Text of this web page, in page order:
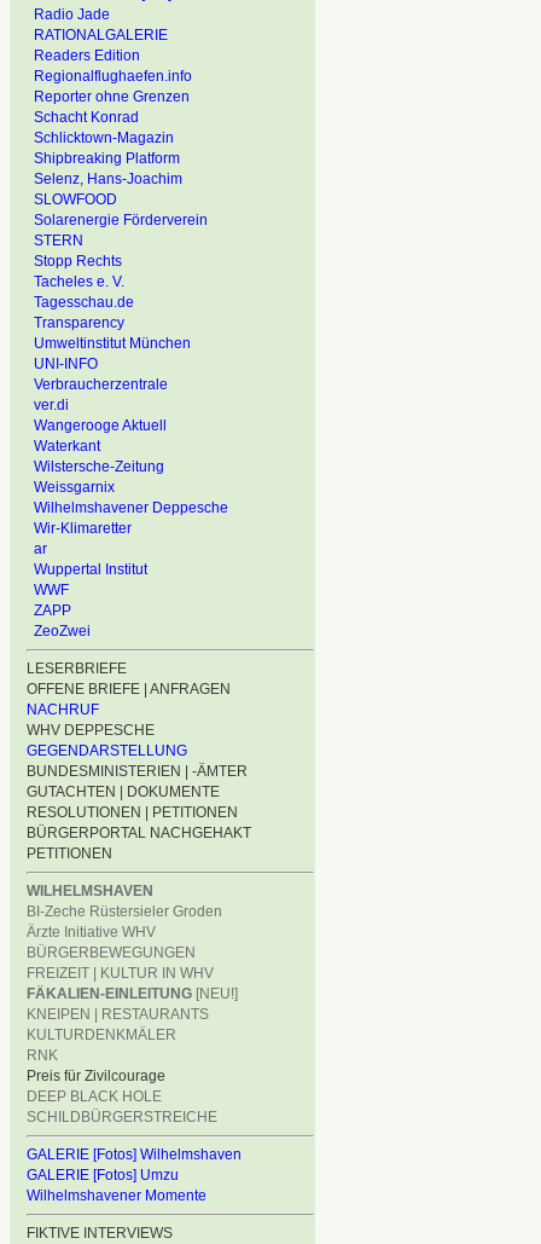
Radio Jade
RATIONALGALERIE
Readers Edition
Regionalflughaefen.info
Reporter ohne Grenzen
Schacht Konrad
Schlicktown-Magazin
Shipbreaking Platform
Selenz, Hans-Joachim
SLOWFOOD
Solarenergie Förderverein
STERN
Stopp Rechts
Tacheles e. V.
Tagesschau.de
Transparency
Umweltinstitut München
UNI-INFO
Verbraucherzentrale
ver.di
Wangerooge Aktuell
Waterkant
Wilstersche-Zeitung
Weissgarnix
Wilhelmshavener Deppesche
Wir-Klimaretter
ar
Wuppertal Institut
WWF
ZAPP
ZeoZwei
LESERBRIEFE
OFFENE BRIEFE | ANFRAGEN
NACHRUF
WHV DEPPESCHE
GEGENDARSTELLUNG
BUNDESMINISTERIEN | -ÄMTER
GUTACHTEN | DOKUMENTE
RESOLUTIONEN | PETITIONEN
BÜRGERPORTAL NACHGEHAKT
PETITIONEN
WILHELMSHAVEN
BI-Zeche Rüstersieler Groden
Ärzte Initiative WHV
BÜRGERBEWEGUNGEN
FREIZEIT | KULTUR IN WHV
FÄKALIEN-EINLEITUNG [NEU!]
KNEIPEN | RESTAURANTS
KULTURDENKMÄLER
RNK
Preis für Zivilcourage
DEEP BLACK HOLE
SCHILDBÜRGERSTREICHE
GALERIE [Fotos] Wilhelmshaven
GALERIE [Fotos] Umzu
Wilhelmshavener Momente
FIKTIVE INTERVIEWS